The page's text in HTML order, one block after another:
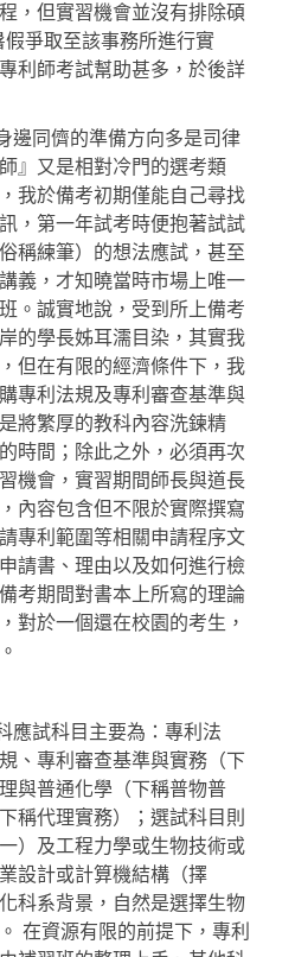
，但實習機會並沒有排除碩
爭取至該事務所進行實
利師考試幫助甚多，於後詳
同儕的準備方向多是司律
』又是相對冷門的選考類
我於備考初期僅能自己尋找
，第一年試考時便抱著試試
稱練筆）的想法應試，甚至
義，才知曉當時市場上唯一
。誠實地說，受到所上備考
的學長姊耳濡目染，其實我
但在有限的經濟條件下，我
專利法規及專利審查基準與
將繁厚的教科內容洗鍊精
時間；除此之外，必須再次
機會，實習期間師長與道長
內容包含但不限於實際撰寫
專利範圍等相關申請程序文
請書、理由以及如何進行檢
考期間對書本上所寫的理論
對於一個還在校園的考生，
試科目主要為：專利法
、專利審查基準與實務（下
與普通化學（下稱普物普
稱代理實務）；選試科目則
）及工程力學或生物技術或
設計或計算機結構（擇
科系背景，自然是選擇生物
在資源有限的前提下，專利